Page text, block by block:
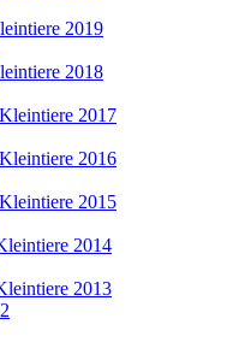
2019
2018
2017
2016
2015
2014
2013